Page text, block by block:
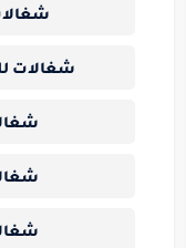
شغالات